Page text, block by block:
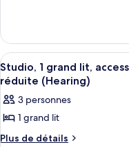
mobilité
réduite
(Roll-
In
Shower)
Shower)
chambre :
Chambre,
2
lits
doubles,
accessible
aux
Chambre,
lits
doubles,
accessible
aux
personnes
mobilité
Afficher
toutes
les
photos
pour
ce
6
Studio, 1 grand lit,
réduite (Hearing)
3 personnes
1 grand lit
Plus de détails
Plus